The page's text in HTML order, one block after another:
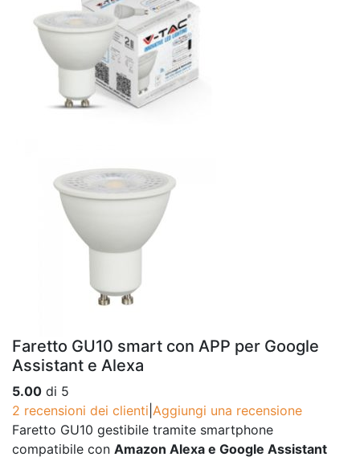
Faretto GU10 smart con APP per Google
Assistant e Alexa
5.00 di 5
2 recensioni dei clienti Aggiungi una recensione
Faretto GU10 gestibile tramite smartphone
compatibile con Amazon Alexa e Google Assistant